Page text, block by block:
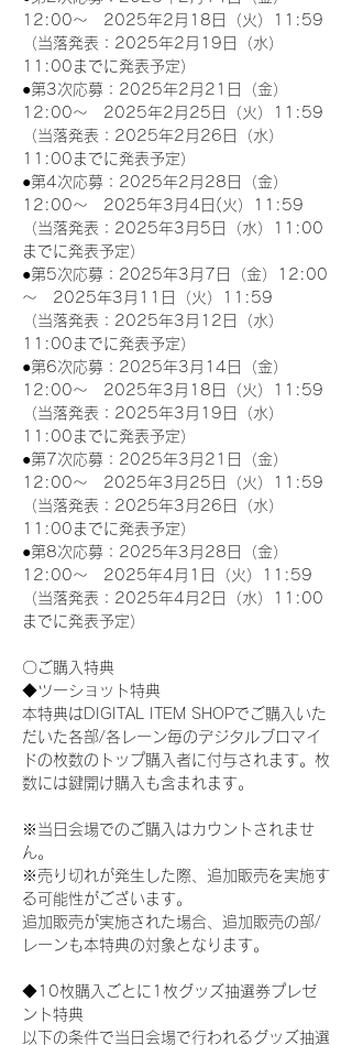
12:00～　2025年2月18日（火）11:59
（当落発表：2025年2月19日（水）
11:00までに発表予定）
●第3次応募：2025年2月21日（金）
12:00～　2025年2月25日（火）11:59
（当落発表：2025年2月26日（水）
11:00までに発表予定）
●第4次応募：2025年2月28日（金）
12:00～　2025年3月4日(火）11:59
（当落発表：2025年3月5日（水）11:00
までに発表予定）
●第5次応募：2025年3月7日（金）12:00
～　2025年3月11日（火）11:59
（当落発表：2025年3月12日（水）
11:00までに発表予定）
●第6次応募：2025年3月14日（金）
12:00～　2025年3月18日（火）11:59
（当落発表：2025年3月19日（水）
11:00までに発表予定）
●第7次応募：2025年3月21日（金）
12:00～　2025年3月25日（火）11:59
（当落発表：2025年3月26日（水）
11:00までに発表予定）
●第8次応募：2025年3月28日（金）
12:00～　2025年4月1日（火）11:59
（当落発表：2025年4月2日（水）11:00
までに発表予定）
〇ご購入特典
◆ツーショット特典
本特典はDIGITAL ITEM SHOPでご購入いた
だいた各部/各レーン毎のデジタルブロマイ
ドの枚数のトップ購入者に付与されます。枚
数には鍵開け購入も含まれます。
※当日会場でのご購入はカウントされませ
ん。
※売り切れが発生した際、追加販売を実施す
る可能性がございます。
追加販売が実施された場合、追加販売の部/
レーンも本特典の対象となります。
◆10枚購入ごとに1枚グッズ抽選券プレゼ
ント特典
以下の条件で当日会場で行われるグッズ抽選